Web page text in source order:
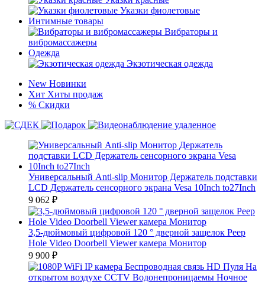
Указки фиолетовые
Интимные товары
Вибраторы и
вибромассажеры
Одежда
Экзотическая одежда
New Новинки
Хит Хиты продаж
% Скидки
Универсальный Anti-slip Монитор Держатель подставки
LCD Держатель сенсорного экрана Vesa 10Inch to27Inch
9 062 ₽
3,5-дюймовый цифровой 120 ° дверной защелок Peep
Hole Video Doorbell Viewer камера Монитор
9 900 ₽